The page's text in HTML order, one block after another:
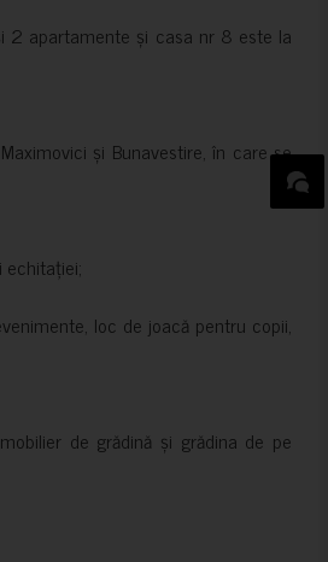
2 apartamente și casa nr 8 este la
și Bunavestire, în care se
loc de joacă pentru copii,
de grădină și grădina de pe